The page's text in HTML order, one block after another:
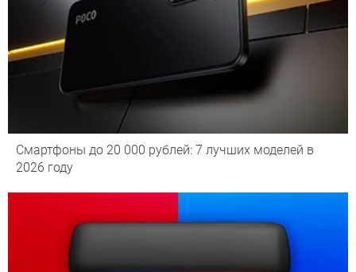
Смартфоны до 20 000 рублей: 7 лучших моделей в
2026 году